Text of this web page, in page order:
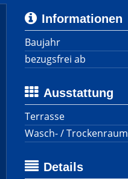
Informationen
Baujahr
bezugsfrei ab
Ausstattung
Terrasse
Wasch- / Trockenraum
Details